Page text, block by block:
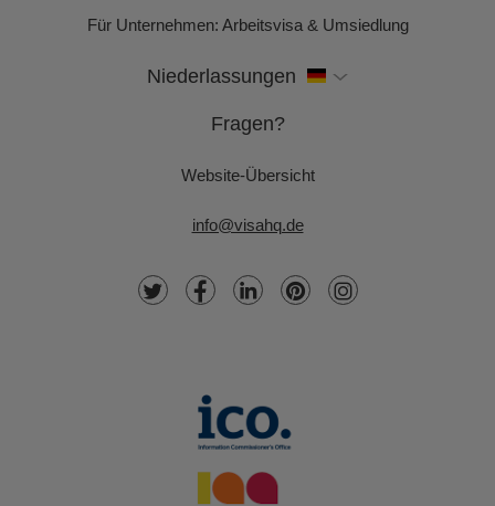
Für Unternehmen: Arbeitsvisa & Umsiedlung
Niederlassungen
Fragen?
Website-Übersicht
info@visahq.de